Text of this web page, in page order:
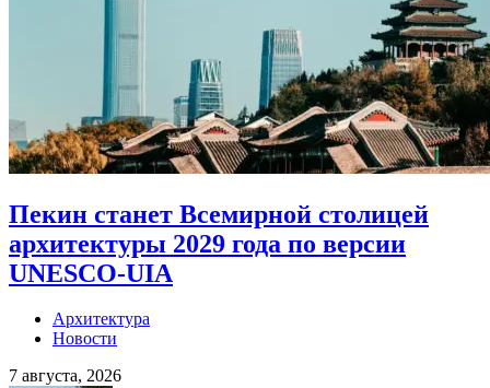
Пекин станет Всемирной столицей
архитектуры 2029 года по версии
UNESCO-UIA
Архитектура
Новости
7 августа, 2026